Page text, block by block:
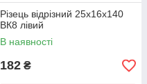
Різець відрізний 25х16х140
ВК8 лівий
В наявності
182 ₴